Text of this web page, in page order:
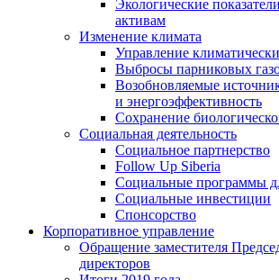
Экологические
активам
Изменение климата
Управление
Выбросы парниковых
Возобновляемые
и энергоэффективность
Сохранение
Социальная деятельность
Социальное партнерство
Follow Up Siberia
Социальные программы
Социальные инвестиции
Спонсорство
Корпоративное управление
Обращение заместителя
директоров